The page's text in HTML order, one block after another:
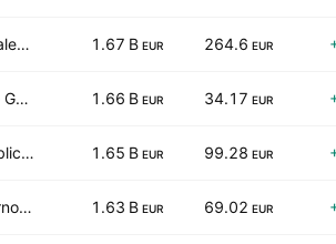
Thales SA 1.67 B EUR 264.6 EUR
Cie Generale des Etablissements Michelin SA 1.66 B EUR 34.17 EUR
Publicis Groupe SA 1.65 B EUR 99.28 EUR
Pernod Ricard SA 1.63 B EUR 69.02 EUR